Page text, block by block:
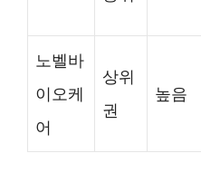
노벨바
이오케
어
상위
권
높음